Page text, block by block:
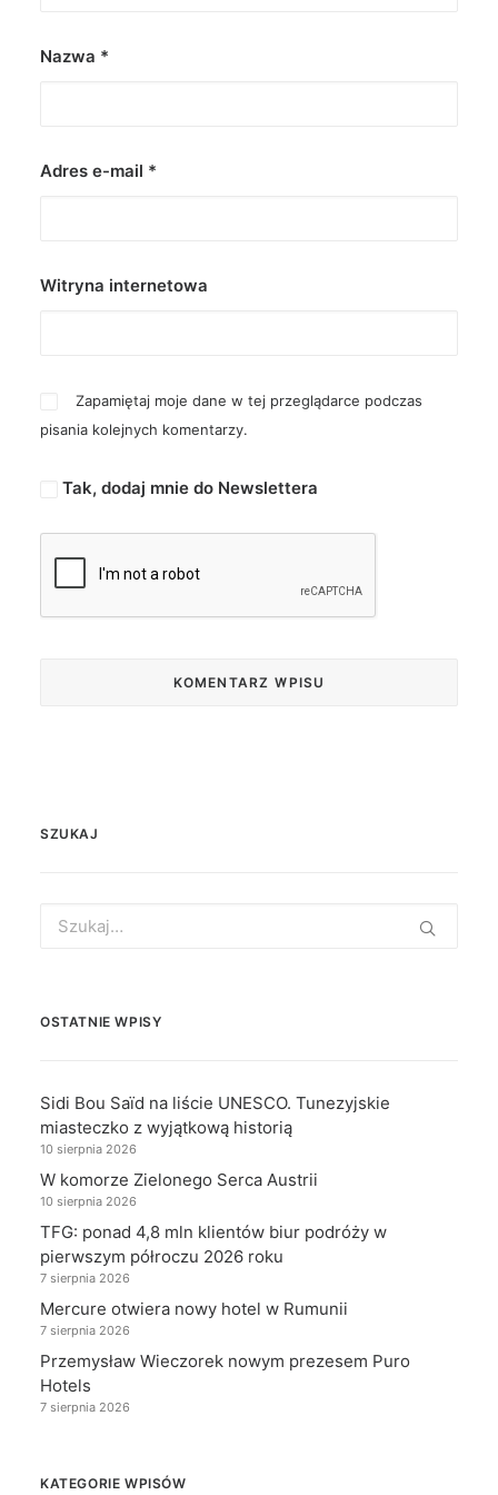
Nazwa *
Adres e-mail *
Witryna internetowa
Zapamiętaj moje dane w tej przeglądarce podczas
pisania kolejnych komentarzy.
Tak, dodaj mnie do Newslettera
SZUKAJ
for:
OSTATNIE WPISY
Sidi Bou Saïd na liście UNESCO. Tunezyjskie
miasteczko z wyjątkową historią
10 sierpnia 2026
W komorze Zielonego Serca Austrii
10 sierpnia 2026
TFG: ponad 4,8 mln klientów biur podróży w
pierwszym półroczu 2026 roku
7 sierpnia 2026
Mercure otwiera nowy hotel w Rumunii
7 sierpnia 2026
Przemysław Wieczorek nowym prezesem Puro
Hotels
7 sierpnia 2026
KATEGORIE WPISÓW